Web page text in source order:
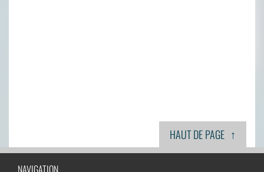
HAUT DE PAGE ↑
NAVIGATION